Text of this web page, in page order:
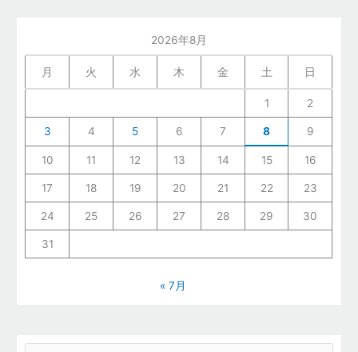
2026年8月
月 火 水 木 金 土 日
1 2
3 4 5 6 7 8 9
10 11 12 13 14 15 16
17 18 19 20 21 22 23
24 25 26 27 28 29 30
31
« 7月